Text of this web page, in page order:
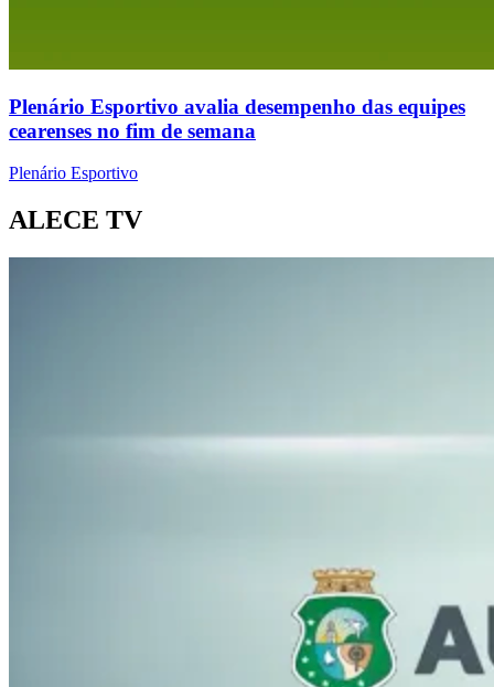
Plenário Esportivo avalia desempenho das equipes
cearenses no fim de semana
Plenário Esportivo
ALECE TV